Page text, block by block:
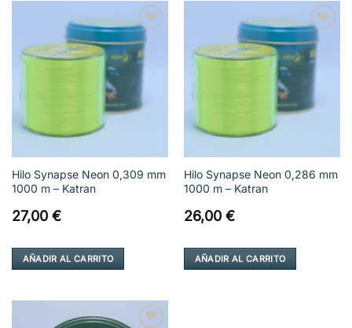
Añadir
a la
lista de
Hilo Synapse Neon 0,309 mm
1000 m – Katran
27,00 €
AÑADIR AL CARRITO
Añadir
a la
lista de
Hilo Synapse Neon 0,286 mm
1000 m – Katran
26,00 €
AÑADIR AL CARRITO